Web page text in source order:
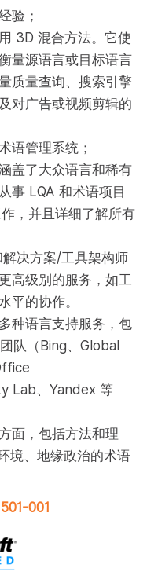
验；
3D 混合方法。它使
量源语言或目标语言
质量查询、搜索引擎
对广告或视频剪辑的
语管理系统；
盖了大众语言和稀有
事 LQA 和术语项目
，并且详细了解所有
决方案/工具架构师
高级别的服务，如工
平的协作。
种语言支持服务，包
队（Bing、Global
Lab、Yandex 等
面，包括方法和理
境、地缘政治的术语
001​